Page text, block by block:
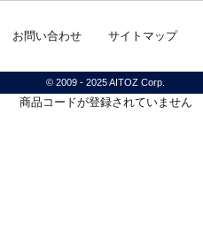
お問い合わせ サイトマップ
© 2009 - 2025 AITOZ Corp.
商品コードが登録されていません